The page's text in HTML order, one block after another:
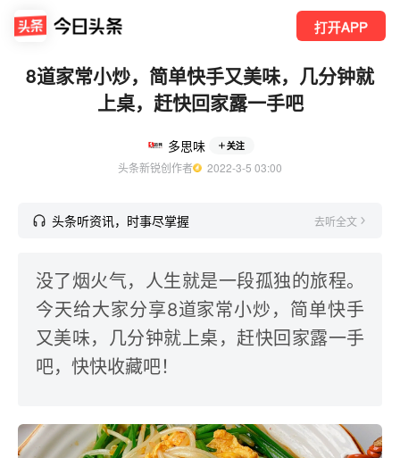
打开APP
8道家常小炒，简单快手又美味，几分钟就
上桌，赶快回家露一手吧
多思味 关注
头条新锐创作者
  2022-3-5 03:00
头条听资讯，时事尽掌握 去听全文
没了烟火气，人生就是一段孤独的旅程。
今天给大家分享8道家常小炒，简单快手
又美味，几分钟就上桌，赶快回家露一手
吧，快快收藏吧！